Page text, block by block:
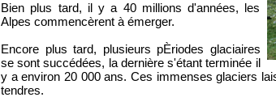
Bien plus tard, il y a 40 millions d'années, les
Alpes commencèrent à émerger.
Encore plus tard, plusieurs pÈriodes glaciaires
se sont succédées, la dernière s'étant terminée il
y a environ 20 000 ans. Ces immenses glaciers
tendres.